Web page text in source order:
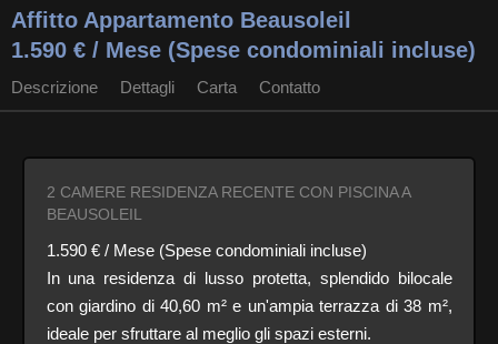
Affitto Appartamento Beausoleil
1.590 € / Mese (Spese condominiali incluse)
Descrizione Dettagli Carta Contatto
2 CAMERE RESIDENZA RECENTE CON PISCINA A
BEAUSOLEIL
1.590 € / Mese (Spese condominiali incluse)
In una residenza di lusso protetta, splendido bilocale
con giardino di 40,60 m² e un'ampia terrazza di 38 m²,
ideale per sfruttare al meglio gli spazi esterni.